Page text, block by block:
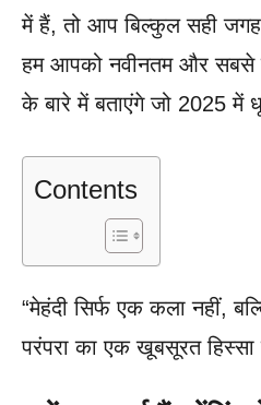
में हैं, तो आप बिल्कुल सही
हम आपको नवीनतम और सबसे
के बारे में बताएंगे जो 2025 में
Contents
“मेहंदी सिर्फ एक कला नहीं,
परंपरा का एक खूबसूरत हिस्सा